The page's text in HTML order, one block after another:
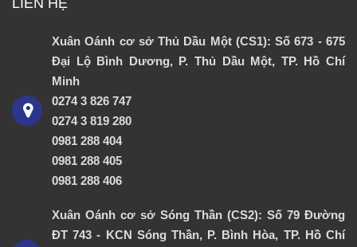
LIÊN HỆ
Xuân Oánh cơ sở Thủ Dầu Một (CS1): Số 673 - 675
Đại Lộ Bình Dương, P. Thủ Dầu Một, TP. Hồ Chí
Minh
0274 3 826 747
0274 3 819 280
0981 288 404
0981 288 405
0981 288 406
Xuân Oánh cơ sở Sóng Thần (CS2): Số 79 Đường
ĐT 743 - KCN Sóng Thần, P. Bình Hòa, TP. Hồ Chí